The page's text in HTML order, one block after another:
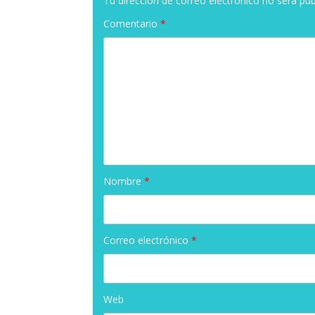
Comentario *
Nombre *
Correo electrónico *
Web